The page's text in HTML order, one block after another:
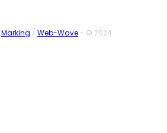
Marking / Web-Wave - © 2024